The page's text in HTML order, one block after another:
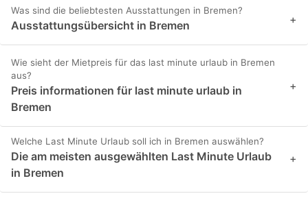
Was sind die beliebtesten Ausstattungen in Bremen?
Ausstattungsübersicht in Bremen +
Wie sieht der Mietpreis für das last minute urlaub in Bremen
aus?
Preis informationen für last minute urlaub in
Bremen
+
Welche Last Minute Urlaub soll ich in Bremen auswählen?
Die am meisten ausgewählten Last Minute Urlaub
in Bremen
+